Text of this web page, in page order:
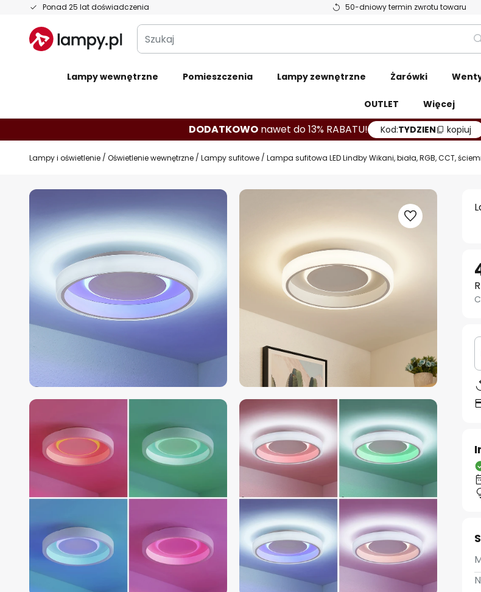
Ponad 25 lat doświadczenia 50-dniowy termin zwrotu towaru
Przejdź
treści
Szukaj
Lampy wewnętrzne Pomieszczenia Lampy zewnętrzne Żarówki
OUTLET Więcej
DODATKOWO nawet do 13% RABATU! Kod:TYDZIEN kopiuj
Lampy i oświetlenie Oświetlenie wewnętrzne Lampy sufitowe Lampa sufitowa LED Lindby Wikani, biała, RGB, CCT,
Przejdź
koniec
galerii